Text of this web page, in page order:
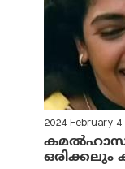
2024 February 4
ഒരിക്കലും